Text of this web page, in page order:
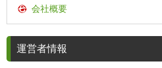
会社概要
運営者情報